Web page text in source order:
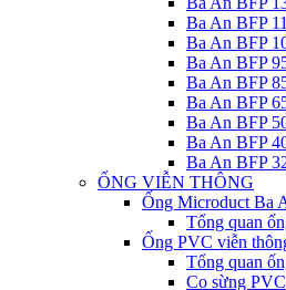
Ba An BFP
Ba An BFP
Ba An BFP
Ba An BFP
Ba An BFP
Ba An BFP
Ba An BFP
Ba An BFP
ỐNG VIỄN THÔNG
Ống Microduct Ba
Tổng quan
Ống PVC viễn
Tổng quan
Co sừng PVC